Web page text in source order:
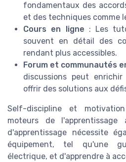
fondamentaux des
et des techniques comme
Cours en ligne : Les
souvent en détail des
rendant plus accessibles.
Forum et communautés
discussions peut
offrir des solutions aux
Self-discipline et
moteurs de l'apprentissage
d'apprentissage nécessite
équipement, tel qu'une
électrique, et d'apprendre à